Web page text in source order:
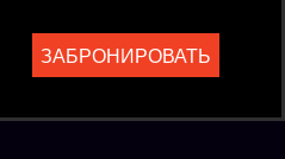
ЗАБРОНИРОВАТЬ